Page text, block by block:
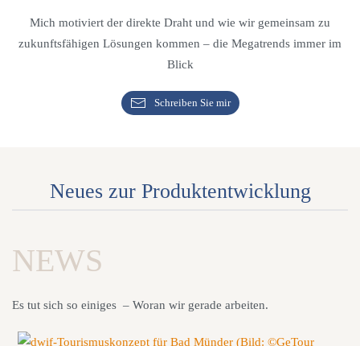
Mich motiviert der direkte Draht und wie wir gemeinsam zu
zukunftsfähigen Lösungen kommen – die Megatrends immer im
Blick
Schreiben Sie mir
Neues zur Produktentwicklung
NEWS
Es tut sich so einiges – Woran wir gerade arbeiten.